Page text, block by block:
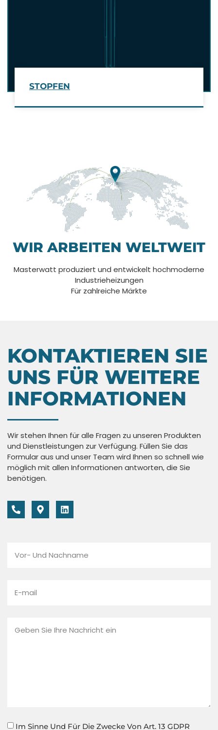
STOPFEN
WIR ARBEITEN WELTWEIT
Masterwatt produziert und entwickelt hochmoderne
Industrieheizungen
Für zahlreiche Märkte
Im Sinne Und Für Die Zwecke Von Art. 13 GDPR
KONTAKTIEREN SIE
UNS FÜR WEITERE
INFORMATIONEN
Wir stehen Ihnen für alle Fragen zu unseren Produkten
und Dienstleistungen zur Verfügung. Füllen Sie das
Formular aus und unser Team wird Ihnen so schnell wie
möglich mit allen Informationen antworten, die Sie
benötigen.